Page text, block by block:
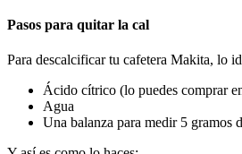
Pasos para quitar la cal
Para descalcificar tu cafetera Makita, lo
Ácido cítrico (lo puedes comprar
Agua
Una balanza para medir 5 gramos